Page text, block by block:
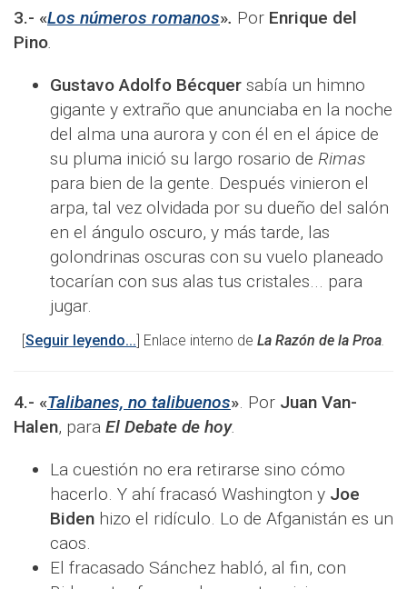
3.- «Los números romanos». Por Enrique del
Pino.
Gustavo Adolfo Bécquer sabía un himno
gigante y extraño que anunciaba en la noche
del alma una aurora y con él en el ápice de
su pluma inició su largo rosario de Rimas
para bien de la gente. Después vinieron el
arpa, tal vez olvidada por su dueño del salón
en el ángulo oscuro, y más tarde, las
golondrinas oscuras con su vuelo planeado
tocarían con sus alas tus cristales... para
jugar.
[Seguir leyendo...] Enlace interno de La Razón de la Proa.
4.- «Talibanes, no talibuenos». Por Juan Van-
Halen, para El Debate de hoy.
La cuestión no era retirarse sino cómo
hacerlo. Y ahí fracasó Washington y Joe
Biden hizo el ridículo. Lo de Afganistán es un
caos.
El fracasado Sánchez habló, al fin, con